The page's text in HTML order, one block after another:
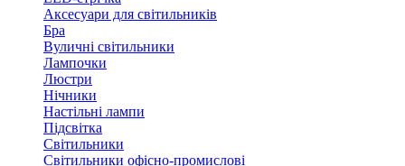
Аксесуари для світильників
Бра
Вуличні світильники
Лампочки
Люстри
Нічники
Настільні лампи
Підсвітка
Світильники
Світильники офісно-промислові